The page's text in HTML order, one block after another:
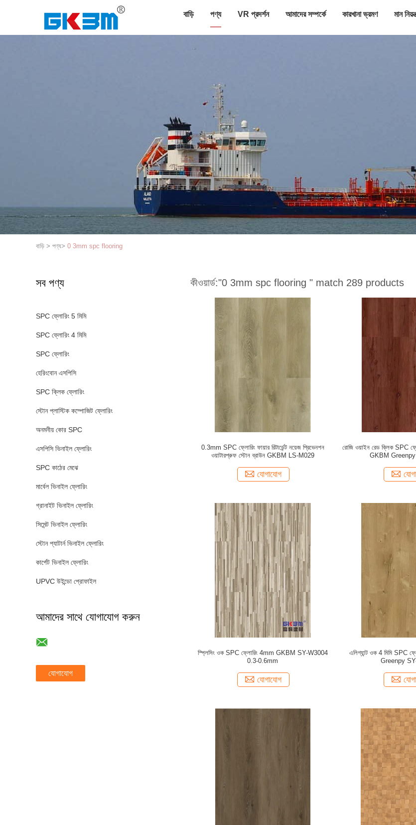
বাড়ি পণ্য VR প্রদর্শন আমাদের সম্পর্কে কারখানা ভ্রমণ মান
বাড়ি > পণ্য> 0 3mm spc flooring
সব পণ্য
SPC ফ্লোরিং 5 মিমি
SPC ফ্লোরিং 4 মিমি
SPC ফ্লোরিং
হেরিংবোন এসপিসি
SPC ক্লিক ফ্লোরিং
স্টোন প্লাস্টিক কম্পোজিট ফ্লোরিং
অনমনীয় কোর SPC
এসপিসি ভিনাইল ফ্লোরিং
SPC কাঠের মেঝে
মার্বেল ভিনাইল ফ্লোরিং
গ্রানাইট ভিনাইল ফ্লোরিং
সিমেন্ট ভিনাইল ফ্লোরিং
স্টোন প্যাটার্ন ভিনাইল ফ্লোরিং
কার্পেট ভিনাইল ফ্লোরিং
UPVC উইন্ডো প্রোফাইল
আমাদের সাথে যোগাযোগ করুন
যোগাযোগ
কীওয়ার্ড:"0 3mm spc flooring " match 289 products
0.3mm SPC ফ্লোরিং ফায়ার রিটার্ডেন্ট নয়েজ প্রিভেনশন
ওয়াটারপ্রুফ স্টোন ব্রাউন GKBM LS-M029
যোগাযোগ
রোজি ওয়াইন রেড ক্লিক SPC
GKBM
স্প্লিসিং ওক SPC ফ্লোরিং 4mm GKBM SY-W3004
0.3-0.6mm
যোগাযোগ
এলিগ্যান্ট ওক 4 মিমি SPC
Greenpy